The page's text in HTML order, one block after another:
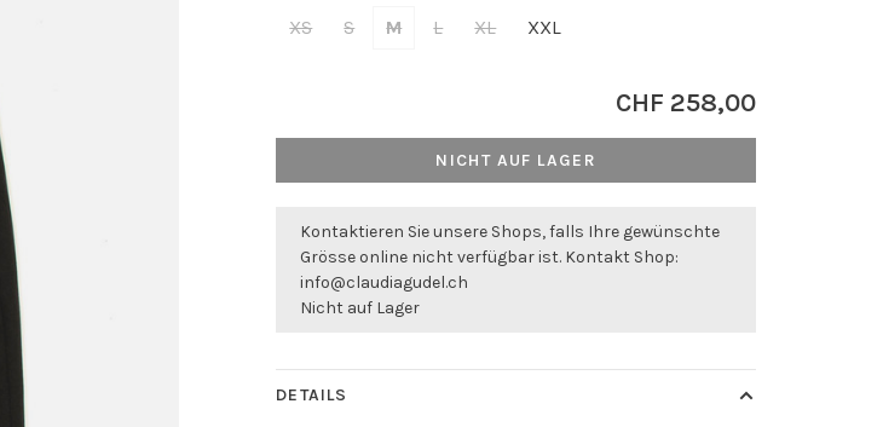
XS S M L XL XXL
CHF 258,00
NICHT AUF LAGER
Kontaktieren Sie unsere Shops, falls Ihre gewünschte
Grösse online nicht verfügbar ist. Kontakt Shop:
info@claudiagudel.ch
Nicht auf Lager
DETAILS